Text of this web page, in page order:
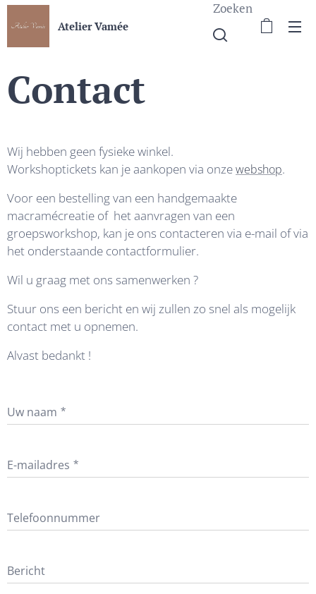
Atelier Vamée
Zoeken
Contact
Wij hebben geen fysieke winkel.
Workshoptickets kan je aankopen via onzewebshop.
Voor een bestelling van een handgemaakte
macramécreatie of het aanvragen van een
groepsworkshop, kan je ons contacteren via e-mail of via
het onderstaande contactformulier.
Wil u graag met ons samenwerken ?
Stuur ons een bericht en wij zullen zo snel als mogelijk
contact met u opnemen.
Alvast bedankt !
Uw naam
E-mailadres
Telefoonnummer
Bericht